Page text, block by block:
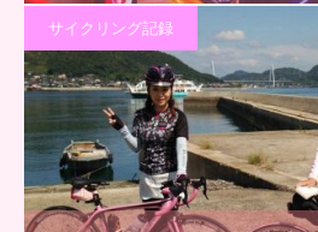
サイクリング記録